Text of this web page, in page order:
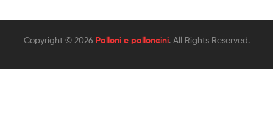
Copyright © 2026 Palloni e palloncini. All Rights Reserved.